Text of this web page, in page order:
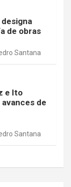
de obras
Santana
e Ito
de
Santana